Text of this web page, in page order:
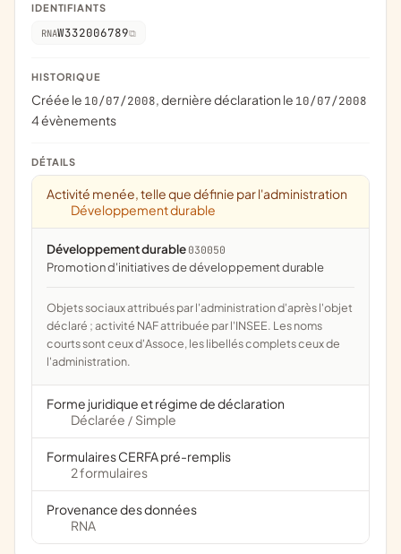
IDENTIFIANTS
RNAW332006789
HISTORIQUE
Créée le 10/07/2008, dernière déclaration le 10/07/2008
4 évènements
DÉTAILS
Activité menée, telle que définie par l'administration
Développement durable
Développement durable 030050
promotion d'initiatives de développement durable
Objets sociaux attribués par l'administration d'après l'objet
déclaré ; activité NAF attribuée par l'INSEE. Les noms
courts sont ceux d'Assoce, les libellés complets ceux de
l'administration.
Forme juridique et régime de déclaration
Déclarée / Simple
Formulaires CERFA pré-remplis
2 formulaires
Provenance des données
RNA